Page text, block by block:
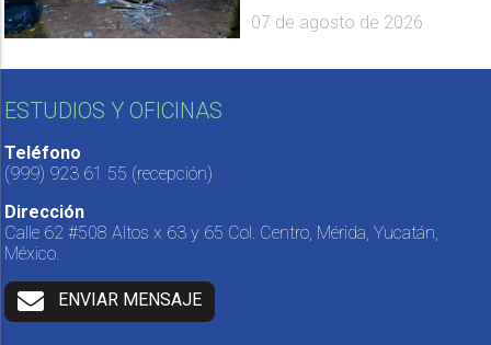
07 de agosto de 2026
ESTUDIOS Y OFICINAS
Teléfono
(999) 923 61 55 (recepción)
Dirección
Calle 62 #508 Altos x 63 y 65 Col. Centro, Mérida, Yucatán,
México.
ENVIAR MENSAJE